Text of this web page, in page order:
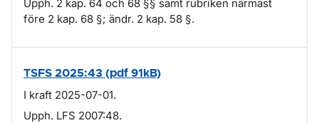
Upph. 2 kap. 64 och 68 §§ samt rubriken närmast
före 2 kap. 68 §; ändr. 2 kap. 58 §.
TSFS 2025:43 (pdf 91kB)
I kraft 2025-07-01.
Upph. LFS 2007:48.